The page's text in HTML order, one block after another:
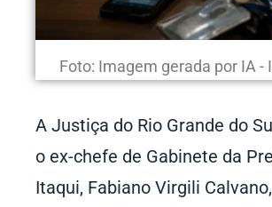
Foto: Imagem gerada por IA -
A Justiça do Rio Grande do
o ex-chefe de Gabinete da
Itaqui, Fabiano Virgili